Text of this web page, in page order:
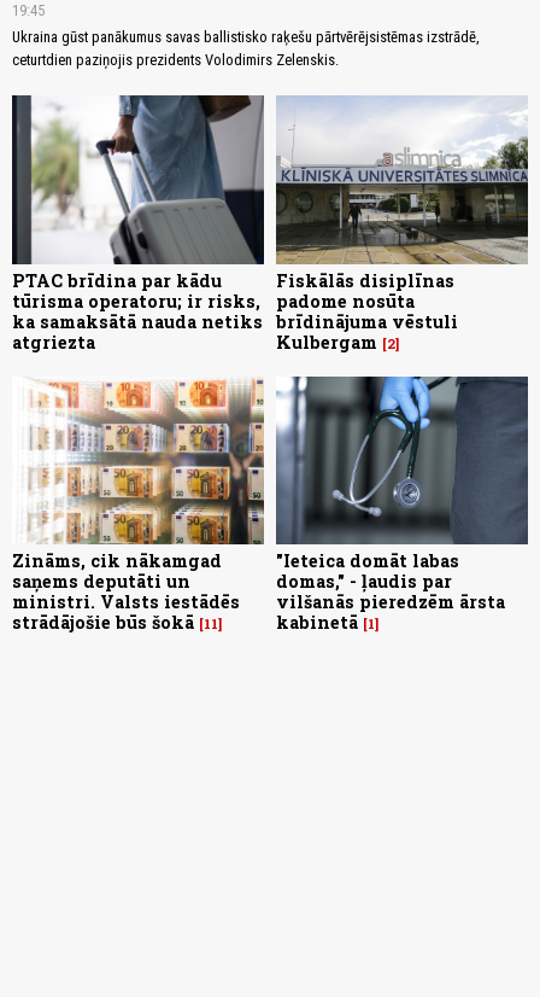
19:45
Ukraina gūst panākumus savas ballistisko raķešu pārtvērējsistēmas izstrādē,
ceturtdien paziņojis prezidents Volodimirs Zelenskis.
PTAC brīdina par kādu
tūrisma operatoru; ir risks,
ka samaksātā nauda netiks
atgriezta
Fiskālās disiplīnas
padome nosūta
brīdinājuma vēstuli
Kulbergam
2
Zināms, cik nākamgad
saņems deputāti un
ministri. Valsts iestādēs
strādājošie būs šokā 11
"Ieteica domāt labas
domas," - ļaudis par
vilšanās pieredzēm ārsta
kabinetā 1